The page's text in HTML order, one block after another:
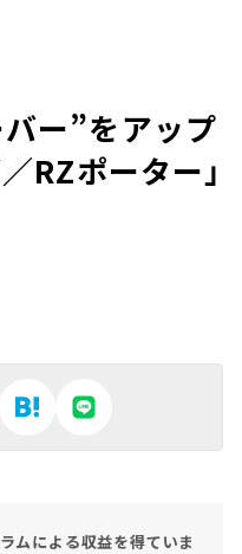
ー”をアップ
RZポーター」
ムによる収益を得ていま